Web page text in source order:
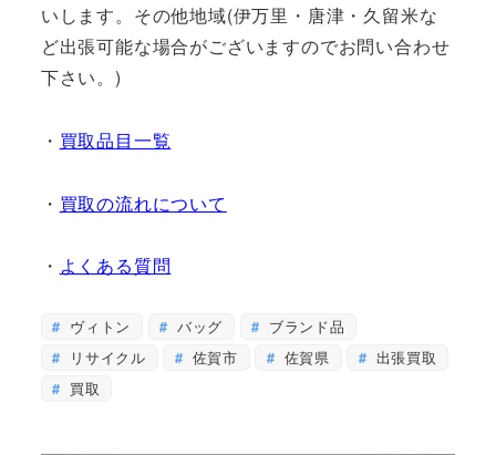
いします。その他地域(伊万里・唐津・久留米な
ど出張可能な場合がございますのでお問い合わせ
下さい。)
・ 買取品目一覧
・ 買取の流れについて
・ よくある質問
ヴィトン バッグ
ブランド品
リサイクル
佐賀市 佐賀県
出張買取
買取